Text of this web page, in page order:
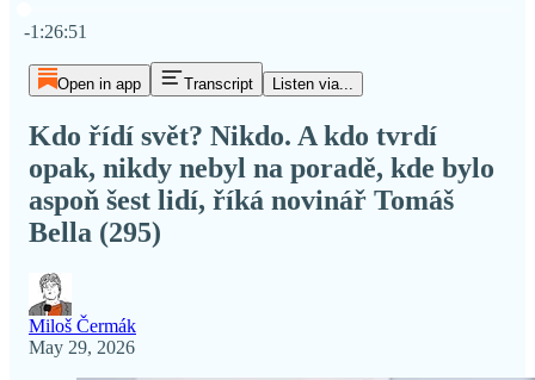
-1:26:51
Open in app Transcript Listen via...
Kdo řídí svět? Nikdo. A kdo tvrdí
opak, nikdy nebyl na poradě, kde bylo
aspoň šest lidí, říká novinář Tomáš
Bella (295)
Miloš Čermák
May 29, 2026